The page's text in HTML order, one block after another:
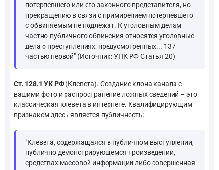
потерпевшего или его законного представителя, но
прекращению в связи с примирением потерпевшего
с обвиняемым не подлежат. К уголовным делам
частно-публичного обвинения относятся уголовные
дела о преступлениях, предусмотренных... 137
частью первой" (Источник: УПК РФ Статья 20)
Ст. 128.1 УК РФ (Клевета). Создание клона канала с
вашими фото и распространение ложных сведений – это
классическая клевета в интернете. Квалифицирующим
признаком здесь является публичность:
"Клевета, содержащаяся в публичном выступлении,
публично демонстрирующемся произведении,
средствах массовой информации либо совершенная